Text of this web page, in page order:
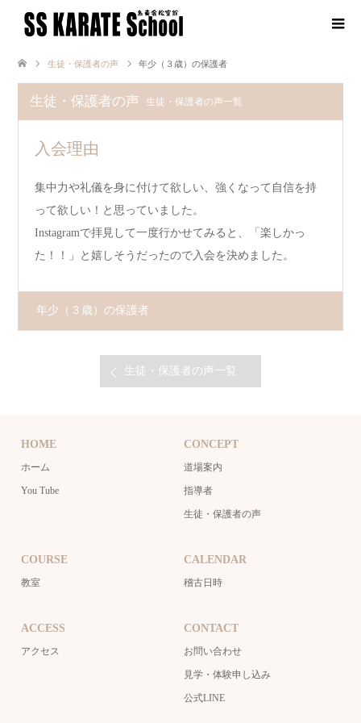
生徒・保護者の声 年少（３歳）の保護者
生徒・保護者の声 生徒・保護者の声一覧
入会理由
集中力や礼儀を身に付けて欲しい、強くなって自信を持
って欲しい！と思っていました。
Instagramで拝見して一度行かせてみると、「楽しかっ
た！！」と嬉しそうだったので入会を決めました。
年少（３歳）の保護者
生徒・保護者の声一覧
HOME
ホーム
You Tube
CONCEPT
道場案内
指導者
生徒・保護者の声
COURSE
教室
CALENDAR
稽古日時
ACCESS
アクセス
CONTACT
お問い合わせ
見学・体験申し込み
公式LINE